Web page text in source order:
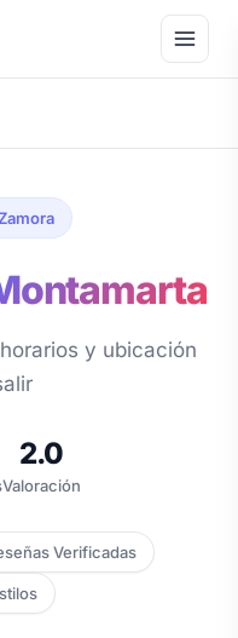
y ubicación
2.0
Valoración
Verificadas